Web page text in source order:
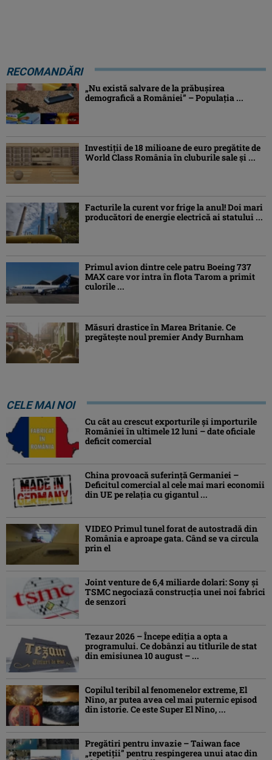
RECOMANDĂRI
„Nu există salvare de la prăbușirea
demografică a României” – Populaţia ...
Investiţii de 18 milioane de euro pregătite de
World Class România în cluburile sale şi ...
Facturile la curent vor frige la anul! Doi mari
producători de energie electrică ai statului ...
Primul avion dintre cele patru Boeing 737
MAX care vor intra în flota Tarom a primit
culorile ...
Măsuri drastice în Marea Britanie. Ce
pregăteşte noul premier Andy Burnham
CELE MAI NOI
Cu cât au crescut exporturile şi importurile
României în ultimele 12 luni – date oficiale
deficit comercial
China provoacă suferinţă Germaniei –
Deficitul comercial al cele mai mari economii
din UE pe relaţia cu gigantul ...
VIDEO Primul tunel forat de autostradă din
România e aproape gata. Când se va circula
prin el
Joint venture de 6,4 miliarde dolari: Sony și
TSMC negociază construcția unei noi fabrici
de senzori
Tezaur 2026 – Începe ediţia a opta a
programului. Ce dobânzi au titlurile de stat
din emisiunea 10 august – ...
Copilul teribil al fenomenelor extreme, El
Nino, ar putea avea cel mai puternic episod
din istorie. Ce este Super El Nino, ...
Pregătiri pentru invazie – Taiwan face
„repetiţii” pentru respingerea unui atac din